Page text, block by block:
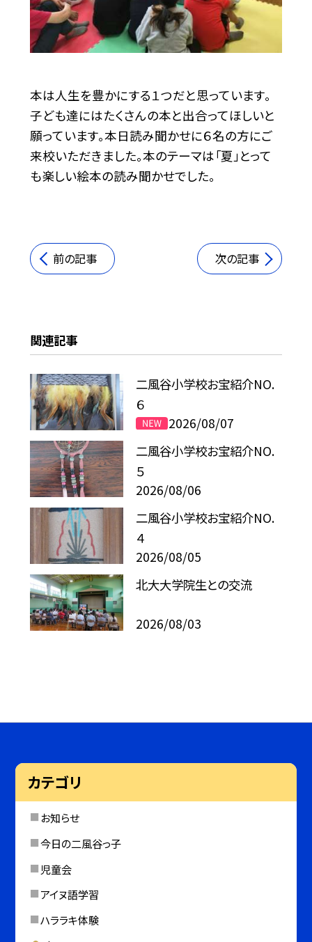
本は人生を豊かにする１つだと思っています。
子ども達にはたくさんの本と出合ってほしいと
願っています。本日読み聞かせに６名の方にご
来校いただきました。本のテーマは「夏」とって
も楽しい絵本の読み聞かせでした。
前の記事 次の記事
関連記事
二風谷小学校お宝紹介NO.
６
2026/08/07
二風谷小学校お宝紹介NO.
５
2026/08/06
二風谷小学校お宝紹介NO.
４
2026/08/05
北大大学院生との交流
2026/08/03
カテゴリ
お知らせ
今日の二風谷っ子
児童会
アイヌ語学習
ハララキ体験